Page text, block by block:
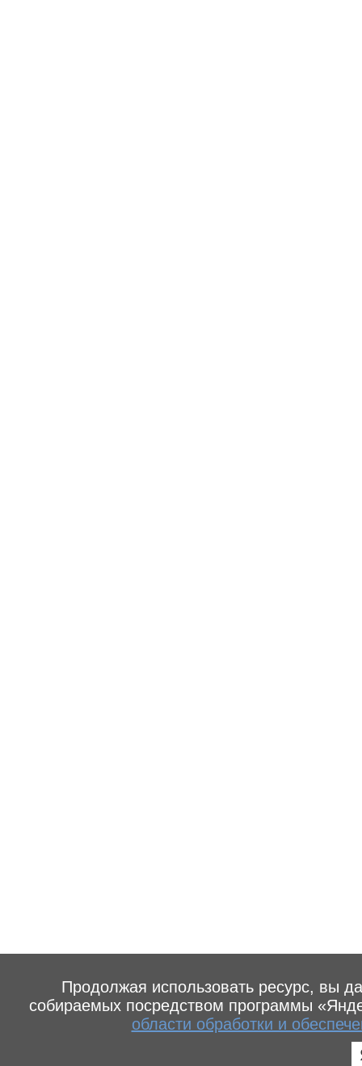
Продолжая использовать ресурс, вы
собираемых посредством программы
области обработки и